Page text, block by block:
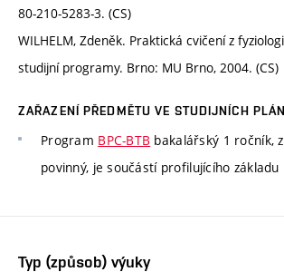
80-210-5283-3. (CS)
WILHELM, Zdeněk. Praktická cvičení z
studijní programy. Brno: MU Brno, 2004. (CS)
ZAŘAZENÍ PŘEDMĚTU VE STUDIJNÍCH
Program BPC-BTB bakalářský 1 ročník,
povinný, je součástí profilujícího základu
Typ (způsob) výuky